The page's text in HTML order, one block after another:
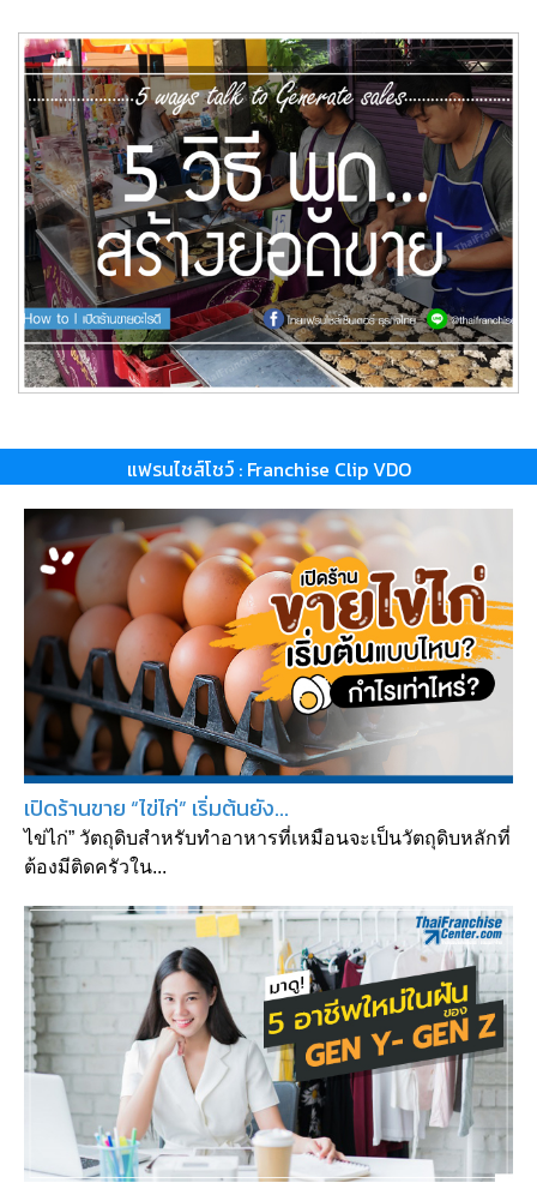
แฟรนไชส์โชว์ : Franchise Clip VDO
เปิดร้านขาย “ไข่ไก่” เริ่มต้นยัง...
ไข่ไก่” วัตถุดิบสำหรับทำอาหารที่เหมือนจะเป็นวัตถุดิบหลักที่
ต้องมีติดครัวใน...